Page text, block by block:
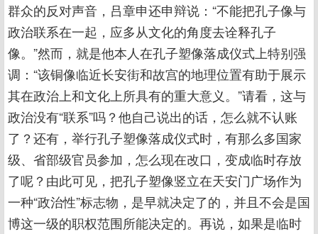
群众的反对声音，吕章申还申辩说：“不能把孔子像与
政治联系在一起，应多从文化的角度去诠释孔子
像。”然而，就是他本人在孔子塑像落成仪式上特别强
调：“该铜像临近长安街和故宫的地理位置有助于展示
其在政治上和文化上所具有的重大意义。”请看，这与
政治没有“联系”吗？他自己说出的话，怎么就不认账
了？还有，举行孔子塑像落成仪式时，有那么多国家
级、省部级官员参加，怎么现在改口，变成临时存放
了呢？由此可见，把孔子塑像竖立在天安门广场作为
一种“政治性”标志物，是早就决定了的，并且不会是国
博这一级的职权范围所能决定的。再说，如果是临时